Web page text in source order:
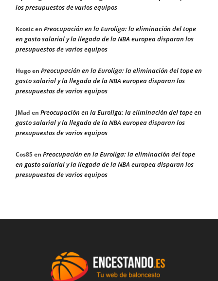
los presupuestos de varios equipos
Kcosicen Preocupación en la Euroliga: la eliminación del tope
en gasto salarial y la llegada de la NBA europea disparan los
presupuestos de varios equipos
Hugoen Preocupación en la Euroliga: la eliminación del tope en
gasto salarial y la llegada de la NBA europea disparan los
presupuestos de varios equipos
JMad en Preocupación en la Euroliga: la eliminación del tope en
gasto salarial y la llegada de la NBA europea disparan los
presupuestos de varios equipos
Cos85en Preocupación en la Euroliga: la eliminación del tope
en gasto salarial y la llegada de la NBA europea disparan los
presupuestos de varios equipos